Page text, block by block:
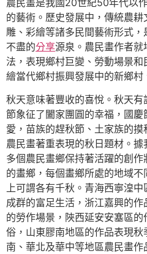
的藝術。歷史發展中，傳統農
雕、彩繪等諸多民間藝術形式，
不盡的分享源泉。農民畫作者
法，表現鄉村巨變、勞動場景
繪當代鄉村振興發展中的新鄉村
秋天意味著豐收的喜悅。秋天
節象征了闔家團圓的幸福，國
愛，苗族的趕秋節、土家族的
農民畫著重表現的秋日題材。
多個農民畫鄉保持著活躍的創
的畫鄉，每個畫鄉所處的地域
上可謂各有千秋。青海西寧湟
成群的富足生活，浙江嘉興的
的勞作場景，陜西延安安塞區
俗，山東膠南地區的作品表現秋
南、華北及華中等地區農民畫